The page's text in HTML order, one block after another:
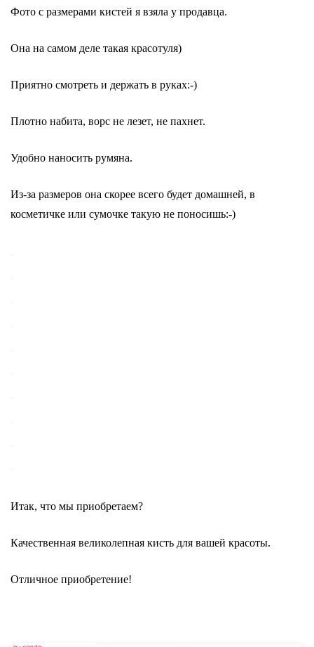
Фото с размерами кистей я взяла у продавца.
Она на самом деле такая красотуля)
Приятно смотреть и держать в руках:-)
Плотно набита, ворс не лезет, не пахнет.
Удобно наносить румяна.
Из-за размеров она скорее всего будет домашней, в
косметичке или сумочке такую не поносишь:-)
Итак, что мы приобретаем?
Качественная великолепная кисть для вашей красоты.
Отличное приобретение!